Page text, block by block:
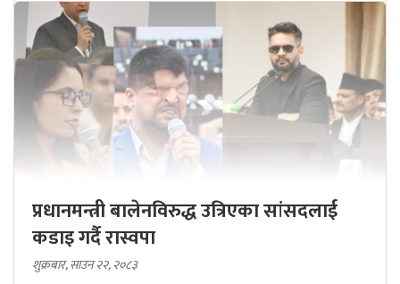
प्रधानमन्त्री बालेनविरुद्ध उत्रिएका सांसदलाई
कडाइ गर्दै रास्वपा
शुक्रबार, साउन २२, २०८३